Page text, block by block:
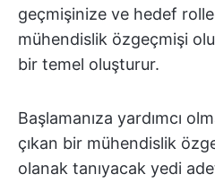
geçmişinize ve hedef
mühendislik özgeçmişi
bir temel oluşturur.
Başlamanıza yardımcı
çıkan bir mühendislik
olanak tanıyacak yedi